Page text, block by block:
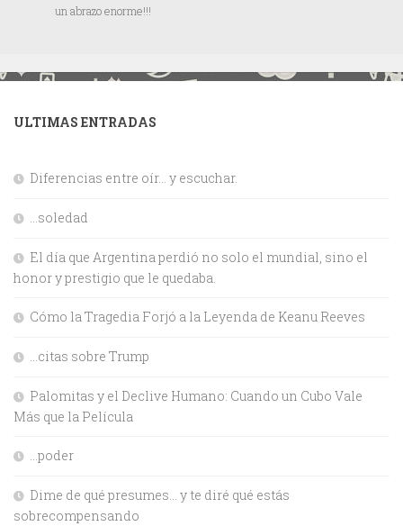
un abrazo enorme!!!
ULTIMAS ENTRADAS
Diferencias entre oír… y escuchar.
…soledad
El día que Argentina perdió no solo el mundial, sino el
honor y prestigio que le quedaba.
Cómo la Tragedia Forjó a la Leyenda de Keanu Reeves
…citas sobre Trump
Palomitas y el Declive Humano: Cuando un Cubo Vale
Más que la Película
…poder
Dime de qué presumes… y te diré qué estás
sobrecompensando